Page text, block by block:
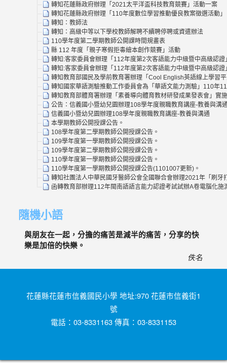
轉知花蓮縣政府辦理「2021太平洋盃科技教育競賽」活動一案
轉知花蓮縣政府辦理「110年度數位學習推動優良教案徵選活動」
轉知：教師法
轉知：高級中等以下學校教師解聘不續聘停聘或資遣辦法
110學年度第二學期教師公開課時間規畫表
縣 112 年度「親子寒假拒毒繪本創作競賽」活動
轉知:客家委員會辦理「112年度第2次客語能力中級暨中高級認
轉知:客家委員會辦理「112年度第2次客語能力中級暨中高級認
轉知教育部國民及學前教育署辦理「Cool English英語線上學習
轉知國家華語測驗推動工作委員會為「華語文能力測驗」110年
轉知教育部體育署辦理「素養導向體育教材研發成果發表會」實
公告：信義國小暨幼兒園辦理108學年度親職教育講座-教養與溝
信義國小暨幼兒園辦理108學年度親職教育講座-教養與溝通
本學期教師公開授課公告。
108學年度第二學期教師公開授課公告。
109學年度第一學期教師公開授課公告。
109學年度第二學期教師公開授課公告。
110學年度第一學期教師公開授課公告。
110學年度第一學期教師公開授課公告(1101007更新)。
轉知社團法人中華民國牙醫師公會全國聯合會辦理2021年「刷牙
函轉教育部辦理112年閩南語語言能力認證考試試辦A卷電腦化
隨機小語
與朋友在一起，分擔的痛苦是減半的痛苦，分享的快
樂是加倍的快樂。
佚名
花蓮縣花蓮市信義國民小學 地址:970 花蓮市信義街1
號
電話：03-8331163 傳真：03-8331153